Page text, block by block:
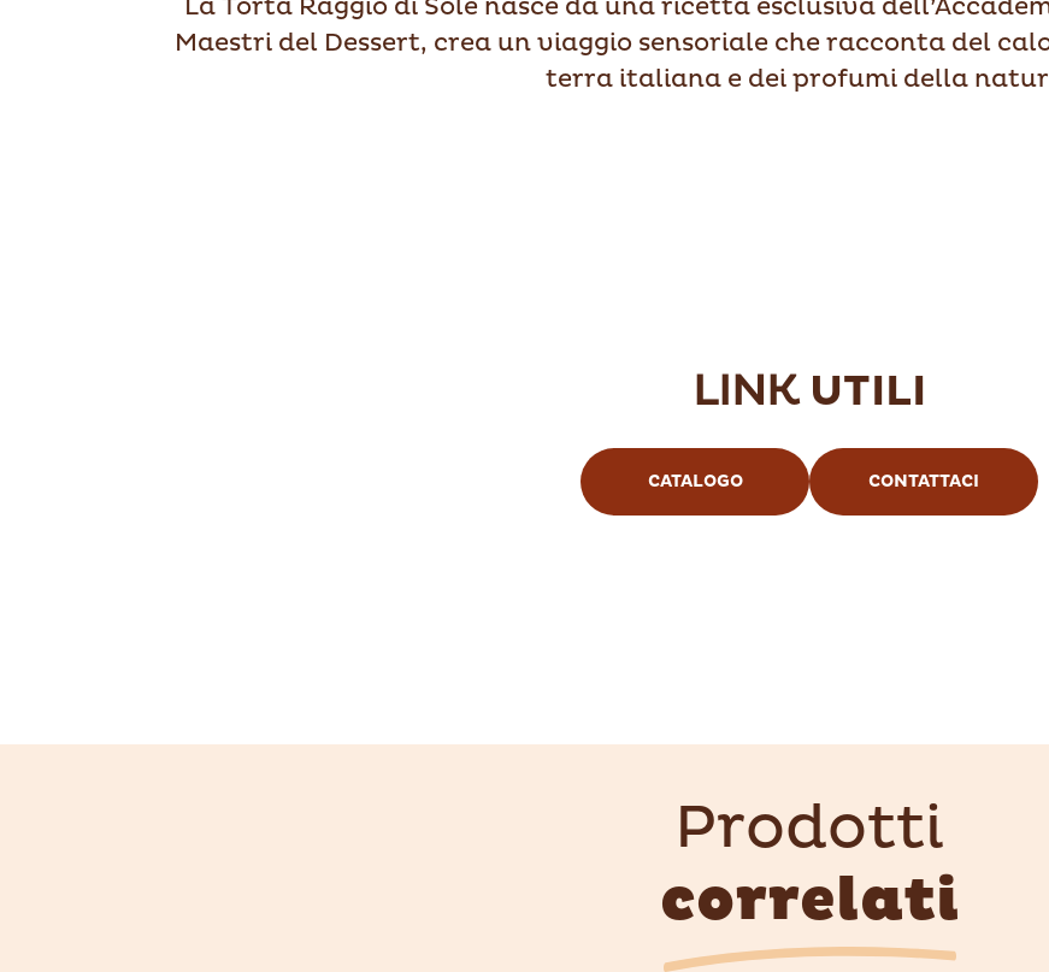
La Torta Raggio di Sole nasce da una ricetta esclusiva
Maestri del Dessert, crea un viaggio sensoriale che racconta del
terra italiana e dei profumi della
LINK UTILI
CATALOGO CONTATTACI
Prodotti
correlati